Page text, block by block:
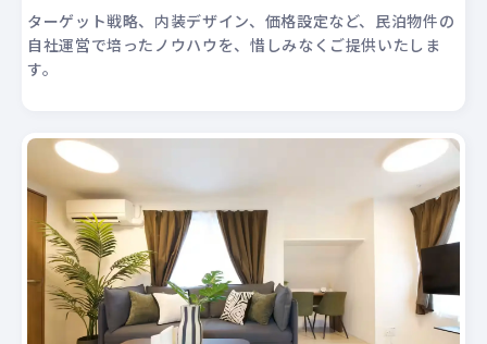
ターゲット戦略、内装デザイン、価格設定など、民泊物件の
自社運営で培ったノウハウを、惜しみなくご提供いたしま
す。